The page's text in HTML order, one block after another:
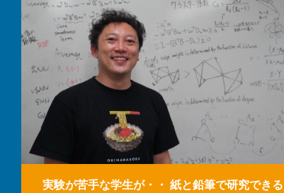
実験が苦手な学生が・・ 紙と鉛筆で研究できる